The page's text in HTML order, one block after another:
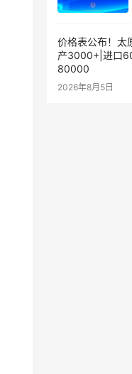
价格表公布！太
产3000+|进口
80000
2026年8月5日